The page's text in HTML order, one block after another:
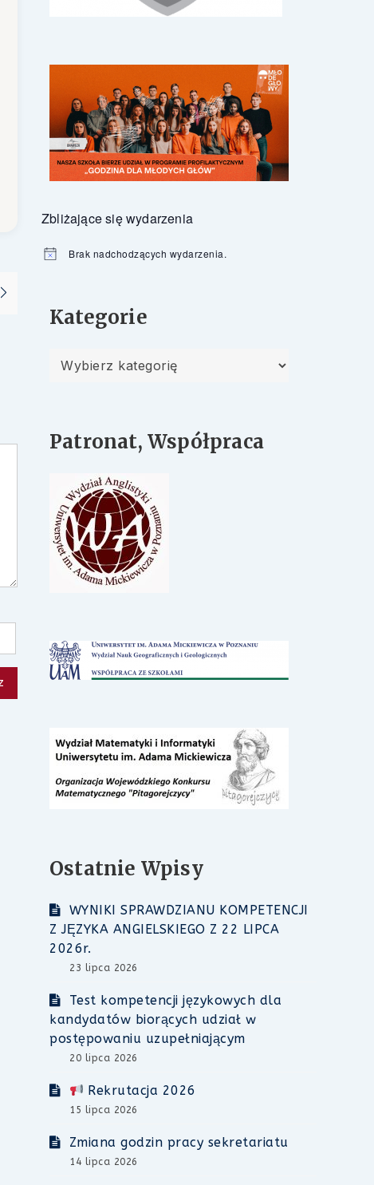
Zbliżające się wydarzenia
Powiadomienie
Brak nadchodzących wydarzenia.
Kategorie
Kategorie
Patronat, Współpraca
Ostatnie Wpisy
WYNIKI SPRAWDZIANU KOMPETENCJI
Z JĘZYKA ANGIELSKIEGO Z 22 LIPCA
2026r.
23 lipca 2026
Test kompetencji językowych dla
kandydatów biorących udział w
postępowaniu uzupełniającym
20 lipca 2026
Rekrutacja 2026
15 lipca 2026
Zmiana godzin pracy sekretariatu
14 lipca 2026